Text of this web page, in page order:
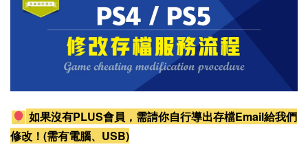
如果沒有PLUS會員，需請你自行導出存檔Email給我們
修改！(需有電腦、USB)